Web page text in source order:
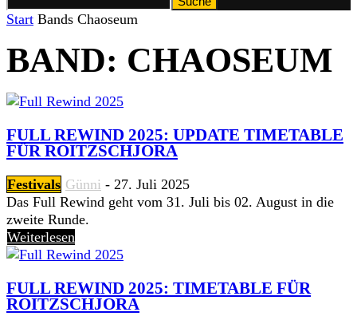
Start Bands Chaoseum
BAND: CHAOSEUM
FULL REWIND 2025: UPDATE TIMETABLE
FÜR ROITZSCHJORA
Festivals Günni - 27. Juli 2025
Das Full Rewind geht vom 31. Juli bis 02. August in die
zweite Runde.
Weiterlesen
FULL REWIND 2025: TIMETABLE FÜR
ROITZSCHJORA